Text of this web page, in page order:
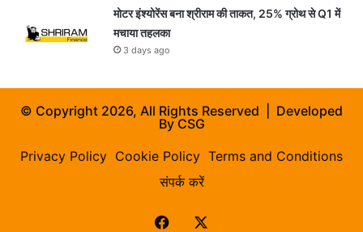
मोटर इंश्योरेंस बना श्रीराम की ताकत, 25% ग्रोथ से Q1 में
मचाया तहलका
3 days ago
© Copyright 2026, All Rights Reserved | Developed
ByCSG
Privacy Policy Cookie Policy Terms and Conditions
संपर्क करें
Facebook